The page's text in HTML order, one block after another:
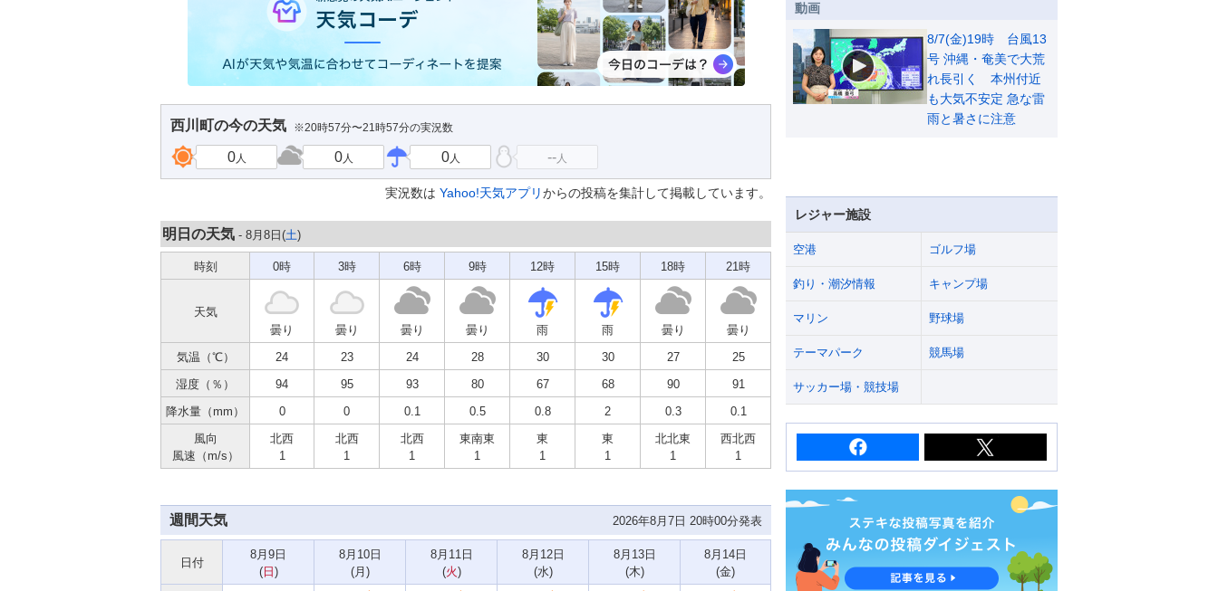
西川町の今の天気 ※20時57分〜21時57分の実況数
0人 0人 0人 -- 人
実況数は Yahoo!天気アプリからの投稿を集計して掲載しています。
明日の天気 - 8月8日(土)
時刻 0時 3時 6時 9時 12時 15時 18時 21時
天気
曇り
曇り 曇り 曇り 雨 雨 曇り
曇り
気温（℃）
24 23 24 28 30 30 27
25
湿度（％）
94 95 93 80 67 68 90
91
降水量（mm）
0 0 0.1 0.5 0.8 2 0.3
0.1
風向
風速（m/s）
北西
1
北西
1
北西
1
東南東
1
東
1
東
1
北北東
1
西北西
1
週間天気 2026年8月7日 20時00分発表
日付
8月9日
(日 )
8月10日
(月 )
8月11日
(火)
8月12日
(水)
8月13日
(木)
8月14日
(金)
動画
8/7(金)19時 台風13
号 沖縄・奄美で大荒
れ長引く 本州付近
も大気不安定 急な雷
雨と暑さに注意
レジャー施設
空港 ゴルフ場
釣り・潮汐情報 キャンプ場
マリン 野球場
テーマパーク 競馬場
サッカー場・競技場